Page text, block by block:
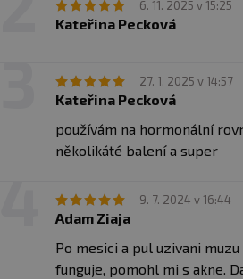
6. 11. 2025 v 15:25
Kateřina Pecková
27. 1. 2025 v 14:57
Kateřina Pecková
používám na hormonální
několikáté balení a super
9. 7. 2024 v 16:44
Adam Ziaja
Po mesici a pul uzivani
funguje, pomohl mi s akne.